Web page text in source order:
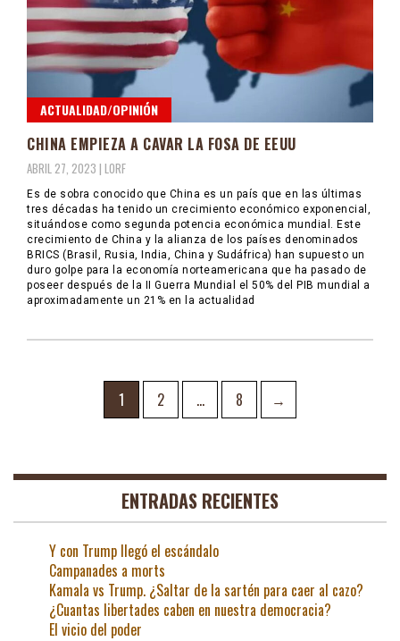
ACTUALIDAD/OPINIÓN
CHINA EMPIEZA A CAVAR LA FOSA DE EEUU
ABRIL 27, 2023 | LORF
Es de sobra conocido que China es un país que en las últimas
tres décadas ha tenido un crecimiento económico exponencial,
situándose como segunda potencia económica mundial. Este
crecimiento de China y la alianza de los países denominados
BRICS (Brasil, Rusia, India, China y Sudáfrica) han supuesto un
duro golpe para la economía norteamericana que ha pasado de
poseer después de la II Guerra Mundial el 50% del PIB mundial a
aproximadamente un 21% en la actualidad
Page
1 Page
2 … Page
8 →
ENTRADAS RECIENTES
Y con Trump llegó el escándalo
Campanades a morts
Kamala vs Trump. ¿Saltar de la sartén para caer al cazo?
¿Cuantas libertades caben en nuestra democracia?
El vicio del poder